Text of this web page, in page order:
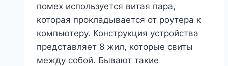
помех используется витая пара,
которая прокладывается от роутера к
компьютеру. Конструкция устройства
представляет 8 жил, которые свиты
между собой. Бывают такие